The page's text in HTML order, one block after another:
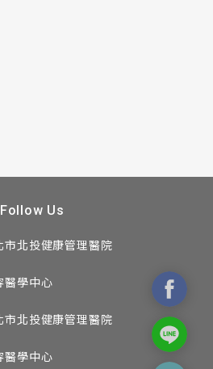
Follow Us
市北投健康管理醫院
醫學中心
市北投健康管理醫院
醫學中心